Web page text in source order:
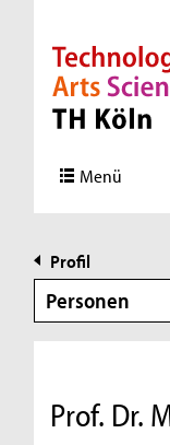
Direkt zur
Direkt zur
Direkt zum Inhalt
Direkt zum
Menü
Profil
Personen
Prof. Dr.